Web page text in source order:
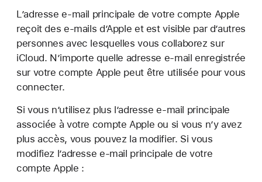
L’adresse e-mail principale de votre compte Apple
reçoit des e-mails d’Apple et est visible par d’autres
personnes avec lesquelles vous collaborez sur
iCloud. N’importe quelle adresse e-mail enregistrée
sur votre compte Apple peut être utilisée pour vous
connecter.
Si vous n’utilisez plus l’adresse e-mail principale
associée à votre compte Apple ou si vous n’y avez
plus accès, vous pouvez la modifier. Si vous
modifiez l’adresse e-mail principale de votre
compte Apple :